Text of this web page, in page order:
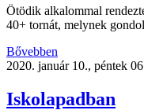
Ötödik alkalommal
40+ tornát, melynek
Bővebben
2020. január 10., péntek
Iskolapadban